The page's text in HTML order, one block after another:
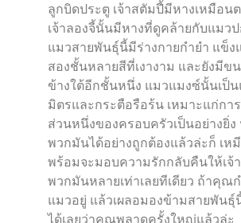
ลูกบิดประตู เจ้าสตัมปี้มีหางเหมือน
เจ้าลองจี้นั้นมีหางที่ดูคล้ายกับแมว
แมวสายพันธุ์นี้มีร่างกายกำยำ แข็ง
สองชั้นหลายสีที่เงางาม และยังมีข
ข้างใต้อีกชั้นหนึ่ง แมวแมงซ์นั้นเป็
มิตรและกระตือรือร้น เหมาะแก่การ
ส่วนหนึ่งของครอบครัวเป็นอย่างยิ่ง
พวกมันได้อย่างถูกต้องแล้วล่ะก็ เห
พร้อมจะมอบความรักกลับคืนให้เจ้
พวกมันหลายเท่าเลยทีเดียว ถ้าคุณ
แมวอยู่ แล้วเผลอมองข้ามสายพันธุ์
ได้เลยว่าคุณพลาดครั้งใหญ่แล้วล่ะ